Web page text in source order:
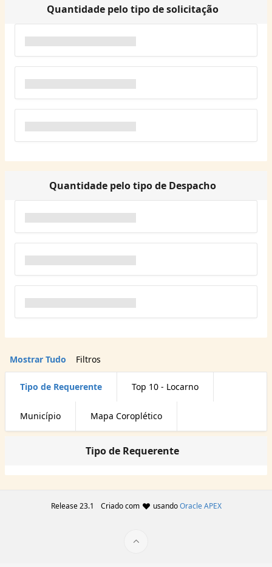
Quantidade pelo tipo de solicitação
Quantidade pelo tipo de Despacho
Mostrar Tudo Filtros
Tipo de Requerente Top 10 - Locarno
Município Mapa Coroplético
Tipo de Requerente
Release 23.1 Criado com usandoOracle APEX